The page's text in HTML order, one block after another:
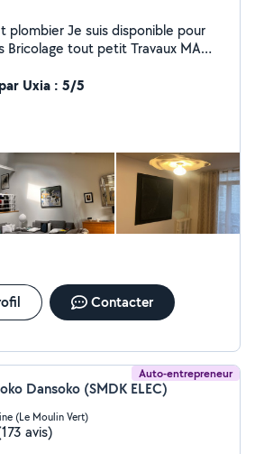
plombier Je suis disponible pour
Bricolage tout petit Travaux MA
8h jusqu'à 20h * MARDI 8h
8h jusqu'à 20h * JEUDI 8h
8h jusqu'à 20h
Uxia : 5/5
Contacter
Auto-entrepreneur
Dansoko (SMDK ELEC)
(Le Moulin Vert)
avis)